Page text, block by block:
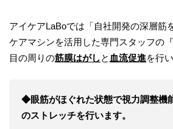
アイケアLaBoでは「自社開発の深層筋
ケアマシンを活用した専門スタッフの
目の周りの筋膜はがしと 血流促進を行
◆眼筋がほぐれた状態で視力調整機
のストレッチを行います。